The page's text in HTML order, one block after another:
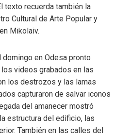
texto recuerda también la
Cultural de Arte Popular y
Mikolaiv.
domingo en Odesa pronto
los videos grabados en las
los destrozos y las lamas
capturaron de salvar iconos
del amanecer mostró
estructura del edificio, las
También en las calles del